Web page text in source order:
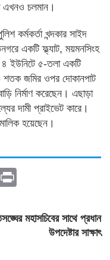
এখনও চলমান।
কর্মকর্তা খন্দকার সাইদ
একটি ফ্ল্যাট, ময়মনসিংহ
ইউনিটে ৫-তলা একটি
শতক জমির ওপর দোকানপাট
নির্মাণ করেছেন। এছাড়া
দামী প্রাইভেট কারে।
হয়েছেন।
Email
মহাসচিবের সাথে প্রধান
উপদেষ্টার সাক্ষাৎ